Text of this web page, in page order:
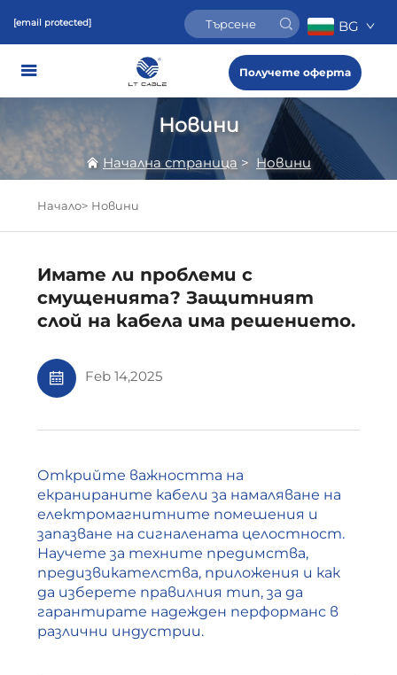
[email protected] BG
Получете оферта
Новини
Начална страница > Новини
Начало> Новини
Имате ли проблеми с
смущенията? Защитният
слой на кабела има решението.
Feb 14,2025
Открийте важността на
екранираните кабели за намаляване на
електромагнитните помешения и
запазване на сигналената целостност.
Научете за техните предимства,
предизвикателства, приложения и как
да изберете правилния тип, за да
гарантирате надежден перформанс в
различни индустрии.